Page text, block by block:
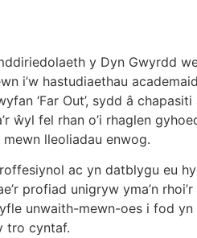
y Dyn Gwyrdd
i’w hastudiaethau
‘Far Out’, sydd â
ŵyl fel rhan o’i rhaglen
lleoliadau enwog.
ac yn datblygu eu
profiad unigryw yma’n
unwaith-mewn-oes i fod
tro cyntaf.